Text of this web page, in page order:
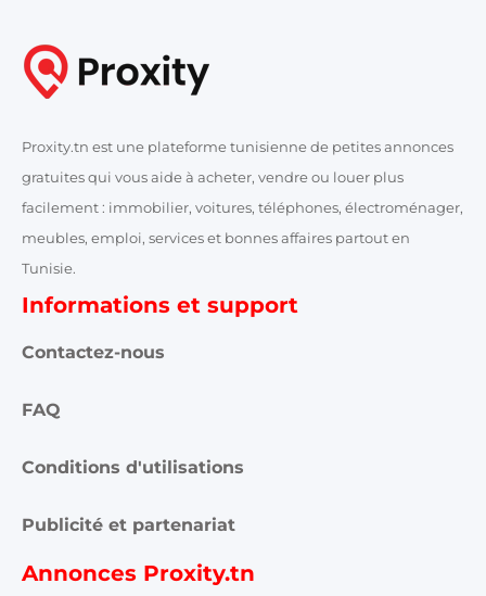
Proxity.tn est une plateforme tunisienne de petites annonces
gratuites qui vous aide à acheter, vendre ou louer plus
facilement : immobilier, voitures, téléphones, électroménager,
meubles, emploi, services et bonnes affaires partout en
Tunisie.
Informations et support
Contactez-nous
FAQ
Conditions d'utilisations
Publicité et partenariat
Annonces Proxity.tn